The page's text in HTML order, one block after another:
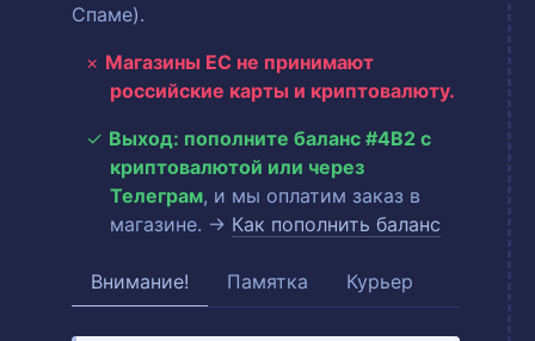
Спаме).
Магазины ЕС не принимают
российские карты и криптовалюту.
Выход: пополните баланс #4B2 с
криптовалютой или через
Телеграм, и мы оплатим заказ в
магазине. → Как пополнить баланс
Внимание! Памятка Курьер